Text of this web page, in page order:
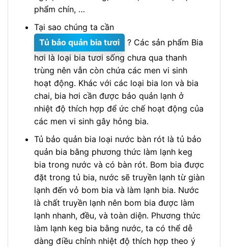
phẩm chín, …
Tại sao chúng ta cần
Tủ bảo quản bia tươi
? Các sản phẩm Bia
hơi là loại bia tươi sống chưa qua thanh
trùng nên vẫn còn chứa các men vi sinh
hoạt động. Khác với các loại bia lon và bia
chai, bia hơi cần được bảo quản lạnh ở
nhiệt độ thích hợp để ức chế hoạt động của
các men vi sinh gây hỏng bia.
Tủ bảo quản bia loại nước bàn rót là tủ bảo
quản bia bằng phương thức làm lạnh keg
bia trong nước và có bàn rót. Bom bia được
đặt trong tủ bia, nước sẽ truyền lạnh từ giàn
lạnh đến vỏ bom bia và làm lạnh bia. Nước
là chất truyền lạnh nên bom bia được làm
lạnh nhanh, đều, và toàn diện. Phương thức
làm lạnh keg bia bằng nước, ta có thể dễ
dàng điều chỉnh nhiệt độ thích hợp theo ý